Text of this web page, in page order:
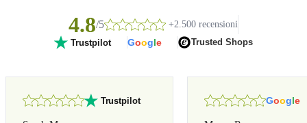
4.8/5 +2.500 recensioni
Trustpilot Google Trusted Shops
Trustpilot Google